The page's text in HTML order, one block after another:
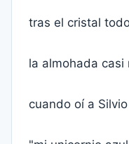
tras el cristal
la almohada casi
cuando oí a